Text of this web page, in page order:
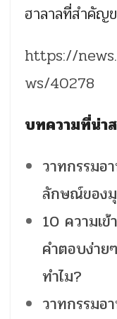
ฮาลาลที่สำคัญ
https://
ws/40278
บทความที่น่า
วาทกรรมอ
ลักษณ์ของ
10 ความเข้
คำตอบง่าย
ทำไม?
วาทกรรมอ